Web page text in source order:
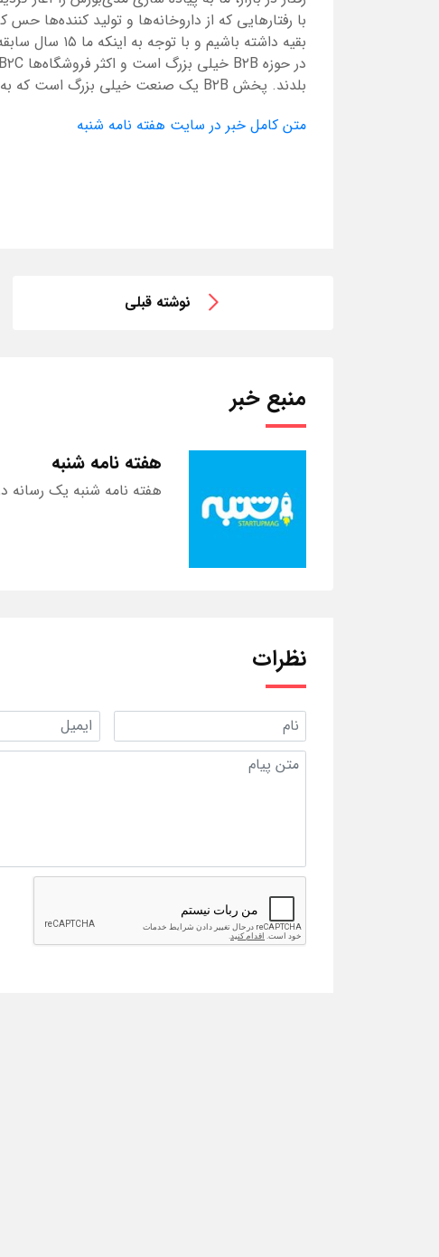
با رفتارهایی که از داروخانه‌ها و تولید کننده‌ها
بقیه داشته
بلدند. پخش B۲B یک صنعت خیلی بزرگ است که به مرور در لایه‌های دیگر و B۲G هم تغییر خواهد کرد.
متن کامل خبر در سایت هفته نامه شنبه
نوشته قبلی
منبع خبر
هفته نامه شنبه
هفته نامه شنبه یک رسانه
نظرات